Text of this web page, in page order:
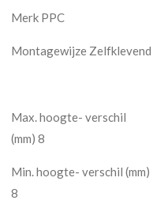
Merk PPC
Montagewijze Zelfklevend
Max. hoogte- verschil
(mm) 8
Min. hoogte- verschil (mm)
8